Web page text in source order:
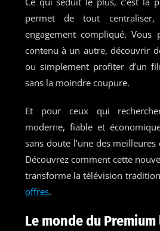
permet de tout centraliser,
engagement compliqué. Vous
contenu à un autre, découvrir
ou simplement profiter d’un
sans la moindre coupure.
Et pour ceux qui
moderne, fiable et
sans doute l’une des
Découvrez comment cette
transforme la télévision
offres.
Le monde du Premium